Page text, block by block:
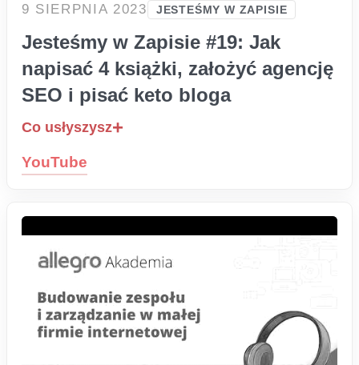
9 SIERPNIA 2023 JESTEŚMY W ZAPISIE
Jesteśmy w Zapisie #19: Jak
napisać 4 książki, założyć agencję
SEO i pisać keto bloga
Co usłyszysz
YouTube